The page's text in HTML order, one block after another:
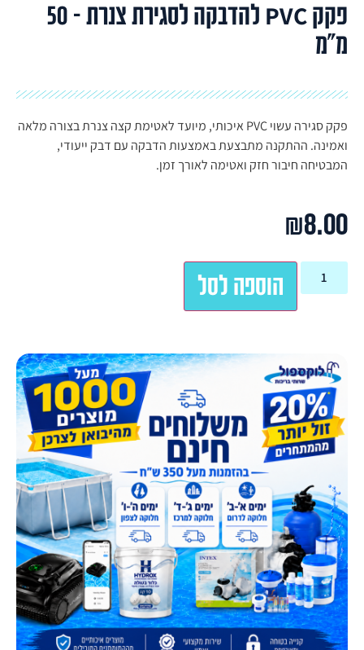
פקק PVC להדבקה לסגירת צנרת – 50
מ"מ
פקק סגירה עשוי PVC איכותי, מיועד לאטימת קצה צנרת בצורה מלאה
ואמינה. ההתקנה מתבצעת באמצעות הדבקה עם דבק ייעודי,
המבטיחה חיבור חזק ואטימה לאורך זמן.
₪8.00
הוספה לסל